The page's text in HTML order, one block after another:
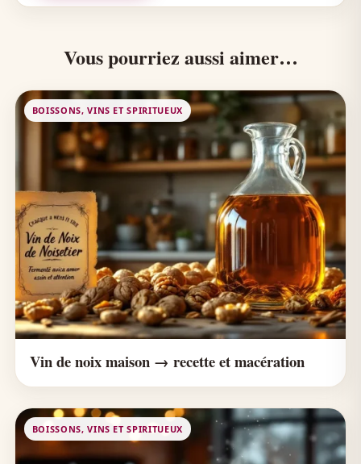
Vous pourriez aussi aimer…
BOISSONS, VINS ET SPIRITUEUX
Vin de noix maison → recette et macération
BOISSONS, VINS ET SPIRITUEUX